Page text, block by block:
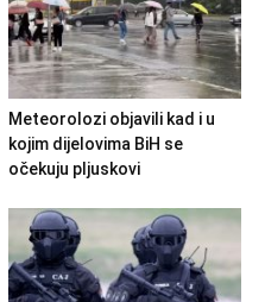
Meteorolozi objavili kad i u
kojim dijelovima BiH se
očekuju pljuskovi